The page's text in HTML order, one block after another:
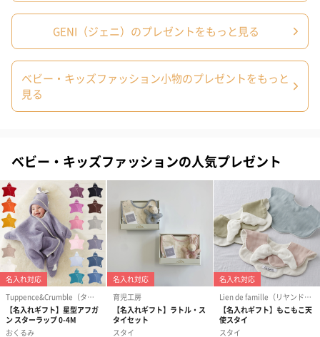
●Bonbon Rattle-ボンボンラトル-
キャンディーをイメージした楽しいデザイン。
お気に入りのキャンディーといつも一緒にカラコロカラコロ。優
しい音色を奏でよう！
●Twinkle Star-ティンクルスター-
お星さまをイメージした楽しいデザイン。ティンクル ティンク
ル お星さま。
カタカタ にこにこ しあわせのまほうで みんな笑顔になぁ
れ！
タンプ限定巾着
GENI（ジェニ）のプレゼントをもっと見る
ベビー・キッズファッション小物のプレゼントをもっと
見る
ベビー・キッズファッションの人気プレゼント